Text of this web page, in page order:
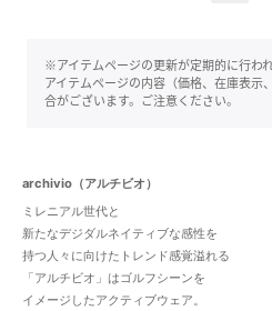
※アイテムページの更新が定期的に行わ
アイテムページの内容（価格、在庫表示
合がございます。ご注意ください。
archivio（アルチビオ）
ミレニアル世代と
新たなデジダルネイティブな感性を
持つ人々に向けたトレンド感覚溢れる
「アルチビオ」はゴルフシーンを
イメージしたアクティブウェア。